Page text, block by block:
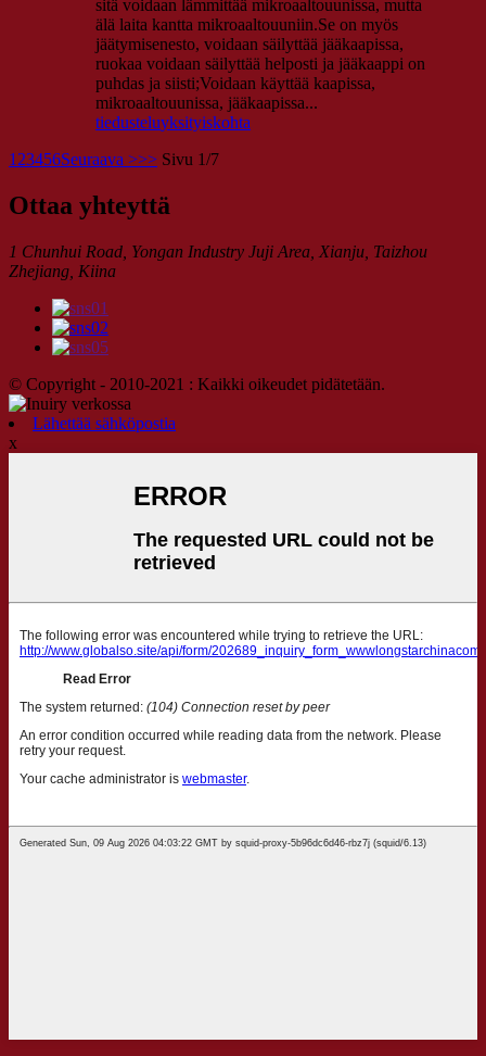
sitä voidaan lämmittää mikroaaltouunissa, mutta
älä laita kantta mikroaaltouuniin.Se on myös
jäätymisenesto, voidaan säilyttää jääkaapissa,
ruokaa voidaan säilyttää helposti ja jääkaappi on
puhdas ja siisti;Voidaan käyttää kaapissa,
mikroaaltouunissa, jääkaapissa...
tiedusteluyksityiskohta
1 23456Seuraava >>> Sivu 1/7
Ottaa yhteyttä
1 Chunhui Road, Yongan Industry Juji Area, Xianju, Taizhou
Zhejiang, Kiina
© Copyright - 2010-2021 : Kaikki oikeudet pidätetään.
Lähettää sähköpostia
x